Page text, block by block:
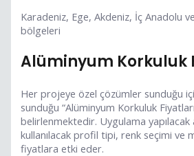
Karadeniz, Ege, Akdeniz, İç Anadolu
bölgeleri
Alüminyum Korkuluk
Her projeye özel çözümler sunduğu
sunduğu “Alüminyum Korkuluk
belirlenmektedir. Uygulama yapılacak
kullanılacak profil tipi, renk seçimi ve
fiyatlara etki eder.